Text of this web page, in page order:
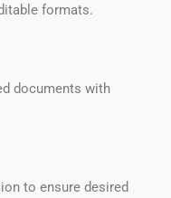
formats.
documents with
to ensure desired